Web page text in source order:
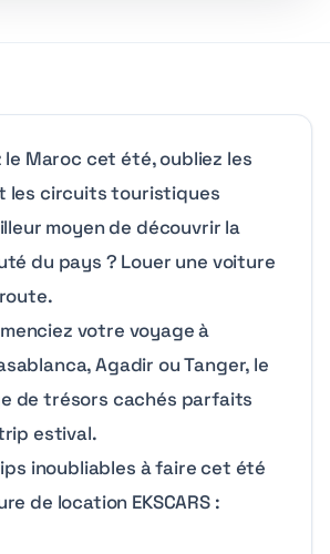
le Maroc cet été, oubliez les
les circuits touristiques
moyen de découvrir la
du pays ? Louer une voiture
votre voyage à
Agadir ou Tanger, le
de trésors cachés parfaits
estival.
inoubliables à faire cet été
de location EKSCARS :